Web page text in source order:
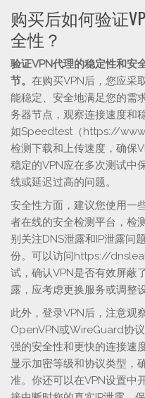
购买后如何验证
全性？
验证VPN代理的稳定性和安
节。 在购买VPN后，您应采
能稳定、安全地满足您的需
务器节点，观察连接速度和
如Speedtest（https://
检测下载和上传速度，确保
稳定的VPN应在多次测试中
线或延迟过高的问题。
安全性方面，建议您使用一
者在线的安全检测平台，检
别关注DNS泄露和IP泄露问
份。可以访问https://
试，确认VPN是否有效屏蔽
露，应考虑更换服务或调整
此外，登录VPN后，注意观
OpenVPN或WireGuard协
强的安全性和更快的连接速
显示加密等级和协议类型，
准。你还可以在VPN设置中